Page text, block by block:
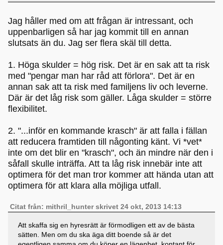
Jag håller med om att frågan är intressant, och
uppenbarligen så har jag kommit till en annan
slutsats än du. Jag ser flera skäl till detta.
1. Höga skulder = hög risk. Det är en sak att ta risk
med "pengar man har råd att förlora". Det är en
annan sak att ta risk med familjens liv och leverne.
Där är det låg risk som gäller. Låga skulder = större
flexibilitet.
2. "...inför en kommande krasch" är att falla i fällan
att reducera framtiden till någonting känt. Vi *vet*
inte om det blir en "krasch", och än mindre när den i
såfall skulle inträffa. Att ta låg risk innebär inte att
optimera för det man tror kommer att hända utan att
optimera för att klara alla möjliga utfall.
Citat från: mithril_hunter skrivet 24 okt, 2013 14:13
Att skaffa sig en hyresrätt är förmodligen ett av de bästa
sätten. Men om du ska äga ditt boende så är det